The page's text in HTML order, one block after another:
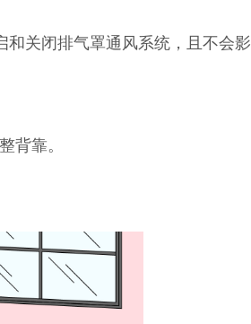
关闭排气罩通风系统，且不会
背靠。